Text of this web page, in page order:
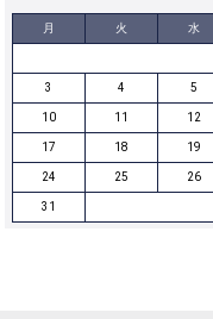
月 火 水
3 4 5
10 11 12
17 18 19
24 25 26
31